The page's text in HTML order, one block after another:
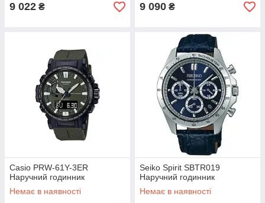
9 022 ₴ 9 090 ₴
Casio PRW-61Y-3ER
Наручний годинник
Немає в наявності
Seiko Spirit SBTR019
Наручний годинник
Немає в наявності